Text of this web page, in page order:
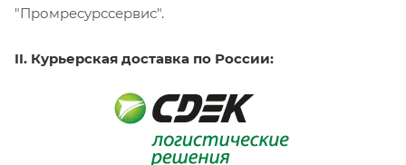
"Промресурссервис".
II. Курьерская доставка по России: